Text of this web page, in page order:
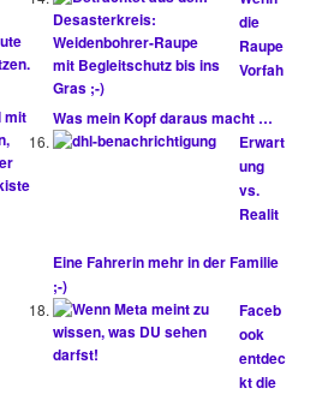
die
Raupe
Vorfah
Was mein Kopf daraus macht …
Erwart
ung
vs.
Realit
Eine Fahrerin mehr in der Familie
;-)
Faceb
ook
entdec
kt die